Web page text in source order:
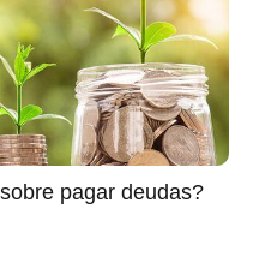
pagar deudas?